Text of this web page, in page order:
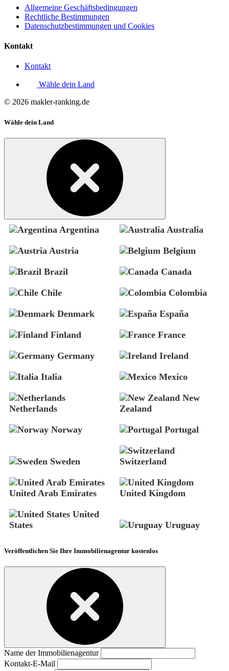
Allgemeine Geschäftsbedingungen
Rechtliche Bestimmungen
Datenschutzbestimmungen und Cookies
Kontakt
Kontakt
Wähle dein Land
© 2026 makler-ranking.de
Wähle dein Land
Argentina Australia
Austria Belgium
Brazil Canada
Chile Colombia
Denmark España
Finland France
Germany Ireland
Italia Mexico
Netherlands
New
Zealand
Norway Portugal
Sweden Switzerland
United Arab Emirates United Kingdom
United
States
Uruguay
Veröffentlichen Sie Ihre Immobilienagentur kostenlos
Name der Immobilienagentur
Kontakt-E-Mail